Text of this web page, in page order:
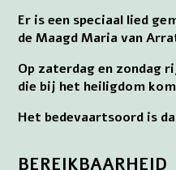
Er is een speciaal lied
de Maagd Maria van
Op zaterdag en zondag
die bij het heiligdom
Het bedevaartsoord is
BEREIKBAARHEID